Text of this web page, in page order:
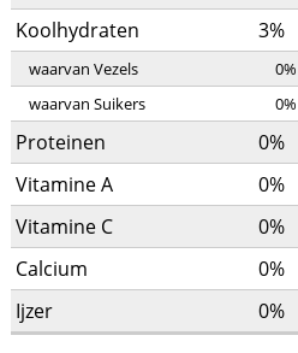
Koolhydraten
3%
waarvan Vezels 0%
waarvan Suikers
0%
Proteinen 0%
Vitamine A
0%
Vitamine C
0%
Calcium
0%
Ijzer
0%